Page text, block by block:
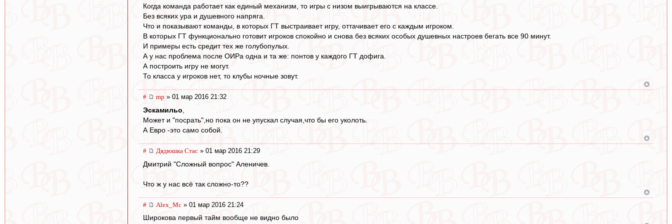
Когда команда работает как единый механизм, то игры с низом выигрываются на классе.
Без всяких ура и душевного напряга.
Что и показывают команды, в которых ГТ выстраивает игру, оттачивает его с каждым игроком.
В которых ГТ функционально готовит игроков спокойно и снова без всяких особых душевных настроев бегать все 90 минут.
И примеры есть средит тех же голубопулых.
А у нас проблема после ОИРа одна и та же: понтов у каждого ГТ дофига.
А построить игру не могут.
То класса у игроков нет, то клубы ночные зовут.
# mp » 01 мар 2016 21:32
Эскамильо
Может и "посрать",но пока он не упускал случая,что бы его уколоть.
А Евро -это само собой.
# Дядюшка Стас » 01 мар 2016 21:29
Дмитрий "Сложный вопрос" Аленичев.
Что ж у нас всё так сложно-то??
# Alex_Mc » 01 мар 2016 21:24
Широкова первый тайм вообще не видно было